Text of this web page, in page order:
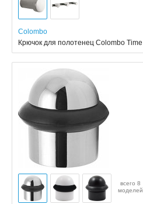
Colombo
Крючок для полотенец Colombo Time
всего 8
моделей